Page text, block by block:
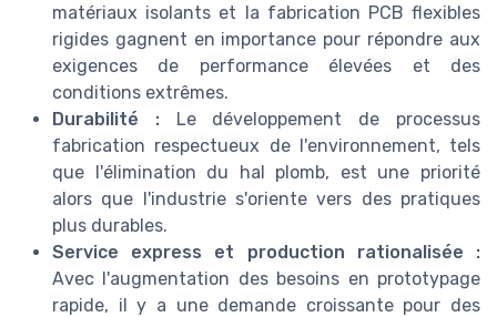
matériaux isolants et la fabrication PCB flexibles
rigides gagnent en importance pour répondre aux
exigences de performance élevées et des
conditions extrêmes.
Durabilité :Le développement de processus
fabrication respectueux de l'environnement, tels
que l'élimination du hal plomb, est une priorité
alors que l'industrie s'oriente vers des pratiques
plus durables.
Service express et production rationalisée :
Avec l'augmentation des besoins en prototypage
rapide, il y a une demande croissante pour des